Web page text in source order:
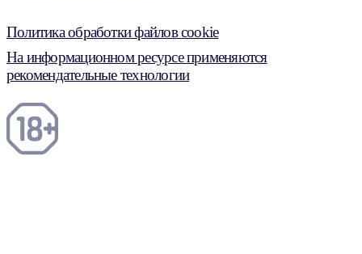
Политика обработки файлов cookie
На информационном ресурсе применяются
рекомендательные технологии